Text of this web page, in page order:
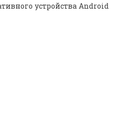
устройства Android